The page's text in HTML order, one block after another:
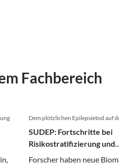
Fachbereich
Dem plötzlichen Epilepsietod auf
SUDEP: Fortschritte bei
Risikostratifizierung und
Prävention
Forscher haben neue